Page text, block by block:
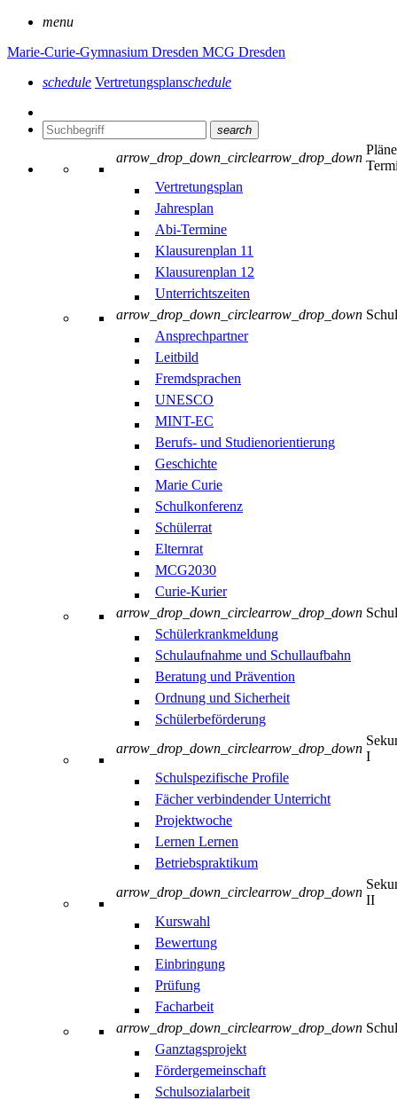
menu
Marie-Curie-Gymnasium Dresden MCG Dresden
schedule Vertretungsplanschedule
search
arrow_drop_down_circlearrow_drop_down
Vertretungsplan
Jahresplan
Abi-Termine
Klausurenplan 11
Klausurenplan 12
Unterrichtszeiten
arrow_drop_down_circlearrow_drop_down
Ansprechpartner
Leitbild
Fremdsprachen
UNESCO
MINT-EC
Berufs- und Studienorientierung
Geschichte
Marie Curie
Schulkonferenz
Schülerrat
Elternrat
MCG2030
Curie-Kurier
arrow_drop_down_circlearrow_drop_down
Schülerkrankmeldung
Schulaufnahme und Schullaufbahn
Beratung und Prävention
Ordnung und Sicherheit
Schülerbeförderung
arrow_drop_down_circlearrow_drop_down
I
Schulspezifische Profile
Fächer verbindender Unterricht
Projektwoche
Lernen Lernen
Betriebspraktikum
arrow_drop_down_circlearrow_drop_down
II
Kurswahl
Bewertung
Einbringung
Prüfung
Facharbeit
arrow_drop_down_circlearrow_drop_down
Ganztagsprojekt
Fördergemeinschaft
Schulsozialarbeit